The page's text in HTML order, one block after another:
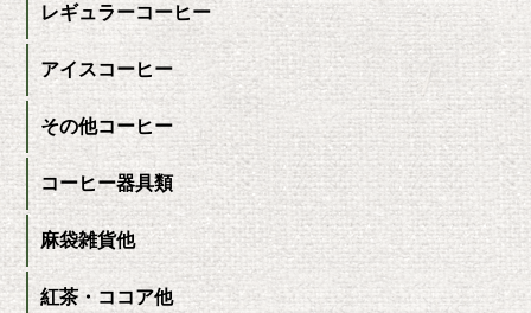
レギュラーコーヒー
アイスコーヒー
その他コーヒー
コーヒー器具類
麻袋雑貨他
紅茶・ココア他